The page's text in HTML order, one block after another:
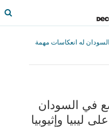
له انعكاسات مهمة
في السودان
ليبيا وإثيوبيا